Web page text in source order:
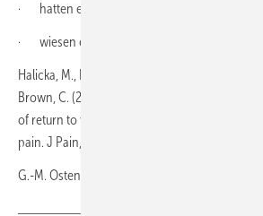
· hatten eine längere Schmerzdauer
· wiesen einen Opioid-Konsum auf
Halicka, M., Duarte, R., Catherall, S., Maden, M.,
Brown, C. (2022). Systematic review and
of return to work after spinal surgery for
pain. J Pain, 8, 1318-1342.
G.-M. Ostendorf, Wiesbaden